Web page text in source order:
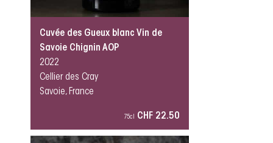
Cuvée des Gueux blanc Vin de
Savoie Chignin AOP
2022
Cellier des Cray
Savoie, France
75cl CHF 22.50